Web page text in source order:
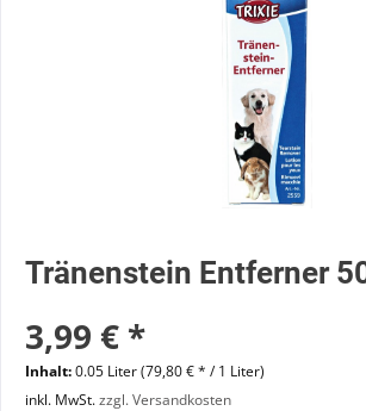
Tränenstein Entferner
3,99 € *
Inhalt:0.05 Liter (79,80 € * / 1 Liter)
inkl. MwSt.zzgl. Versandkosten